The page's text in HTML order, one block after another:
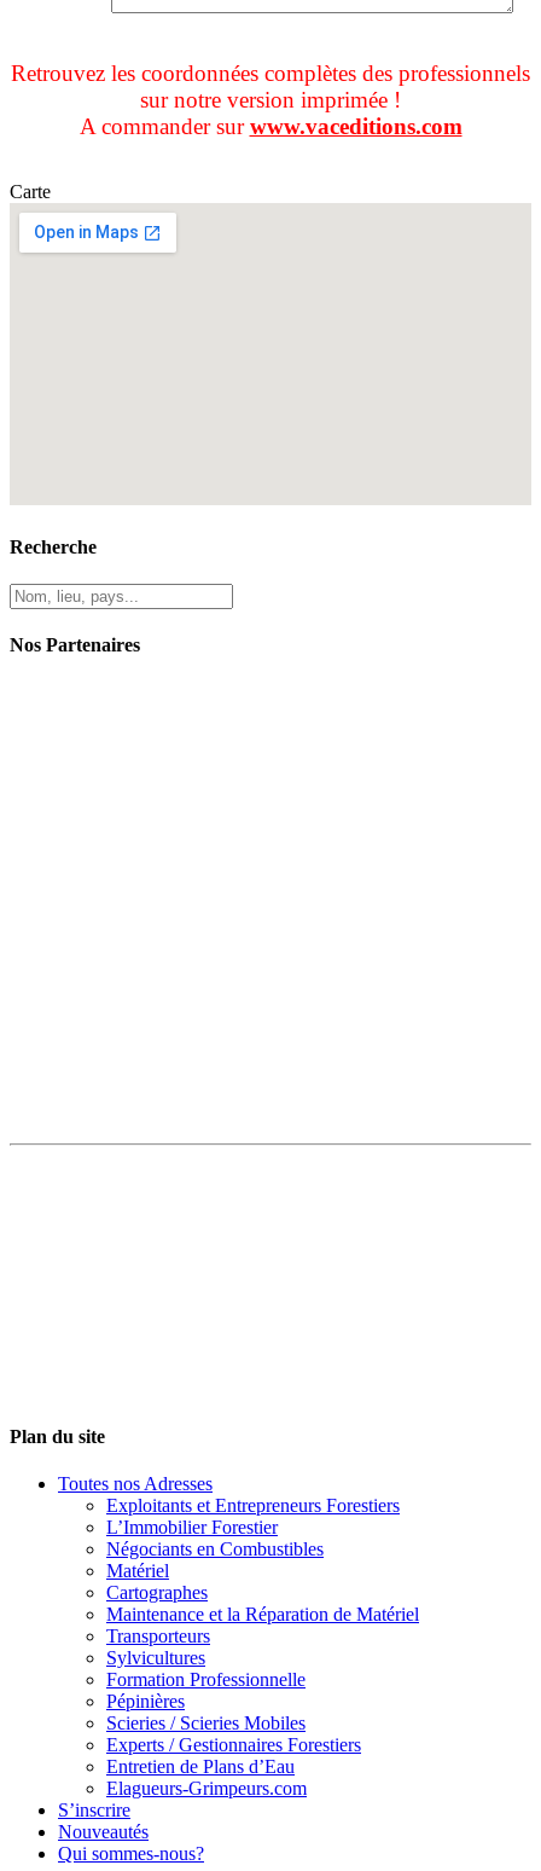
Retrouvez les coordonnées complètes des professionnels
sur notre version imprimée !
A commander surwww.vaceditions.com
Carte
Recherche
Nos Partenaires
Plan du site
Toutes nos Adresses
Exploitants et Entrepreneurs Forestiers
L’Immobilier Forestier
Négociants en Combustibles
Matériel
Cartographes
Maintenance et la Réparation de Matériel
Transporteurs
Sylvicultures
Formation Professionnelle
Pépinières
Scieries / Scieries Mobiles
Experts / Gestionnaires Forestiers
Entretien de Plans d’Eau
Elagueurs-Grimpeurs.com
S’inscrire
Nouveautés
Qui sommes-nous?